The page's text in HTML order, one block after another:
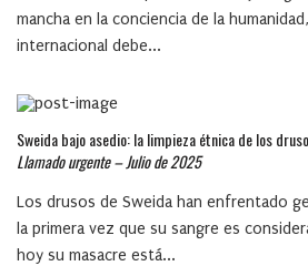
mancha en la conciencia de la
internacional debe...
Sweida bajo asedio: la limpieza étnica de los
Llamado urgente – Julio de 2025
Los drusos de Sweida han enfrentado
la primera vez que su sangre es
hoy su masacre está...